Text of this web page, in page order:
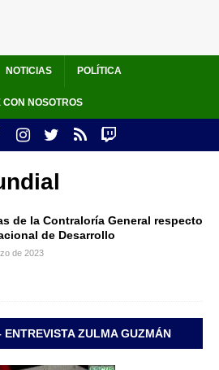
NOTICIAS POLÍTICA
CON NOSOTROS
de la Contraloría General respecto
de Desarrollo
de 2023
ZULMA GUZMÁN